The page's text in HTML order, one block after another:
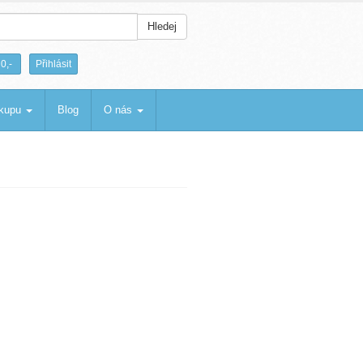
Hledej
0,- Přihlásit
Blog O nás